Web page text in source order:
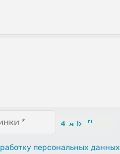
персональных данных